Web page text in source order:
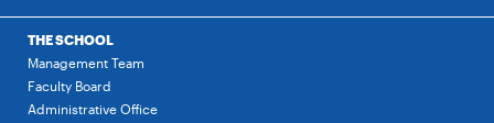
THE SCHOOL
Management Team
Faculty Board
Administrative Office